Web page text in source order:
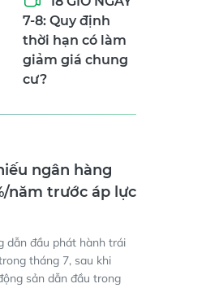
7-8: Quy định
thời hạn có làm
giảm giá chung
cư?
ngân hàng
năm trước áp lực
dẫn đầu phát hành trái
tháng 7, sau khi
sản dẫn đầu trong